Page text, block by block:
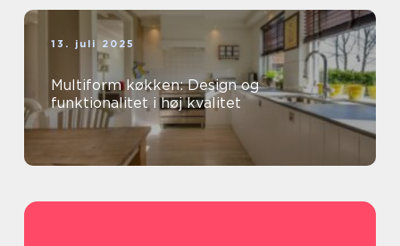
13. juli 2025
Multiform køkken: Design og
funktionalitet i høj kvalitet